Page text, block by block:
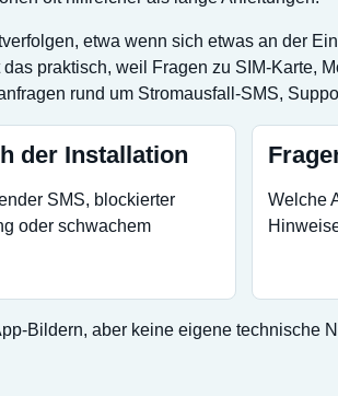
etwa wenn sich etwas an der
praktisch, weil Fragen zu SIM-Karte,
rund um Stromausfall-SMS,
der Installation
SMS, blockierter
oder schwachem
Welche
Bildern, aber keine eigene technische